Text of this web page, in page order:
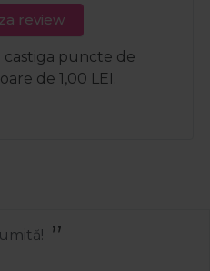
review
castiga puncte de
de 1,00 LEI.